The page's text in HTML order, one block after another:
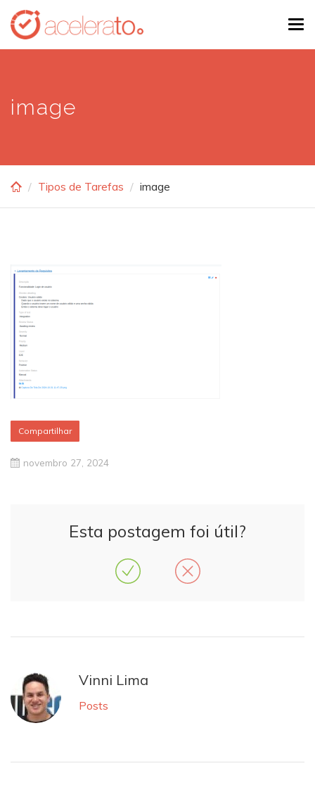
Skip
main
image
Tipos de Tarefas image
Compartilhar
novembro 27, 2024
Esta postagem foi útil?
Vinni Lima
Posts